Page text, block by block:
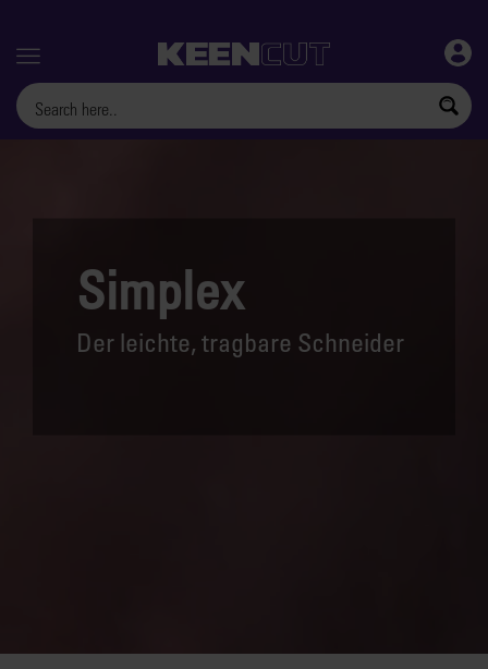
Menu
Simplex
Der leichte, tragbare Schneider